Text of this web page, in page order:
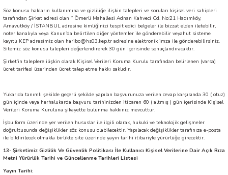
Söz konusu hakların kullanımına ve gizliliğe ilişkin talepleri ve soruları kişisel veri sahipleri
tarafından Şirket adresi olan ‘’ Ömerli Mahallesi Adnan Kahveci Cd. No:21 Hadımköy,
Arnavutköy / İSTANBUL adresine kimliğinizi tespit edici belgeler ile bizzat elden iletebilir,
noter kanalıyla veya Kanun’da belirtilen diğer yöntemler ile gönderebilir veyahut sisteme
kayıtlı KEP adresimiz olan haribo@hs03.kep.tr adresine elektronik imza ile gönderebilirsiniz.
Sitemiz söz konusu talepleri değerlendirerek 30 gün içerisinde sonuçlandıracaktır.
Şirket’in taleplere ilişkin olarak Kişisel Verileri Koruma Kurulu tarafından belirlenen (varsa)
ücret tarifesi üzerinden ücret talep etme hakkı saklıdır.
Yukarıda tanımlı şekilde geçerli şekilde yapılan başvurunuza verilen cevap karşısında 30 ( otuz)
gün içinde veya herhalukarda başvuru tarihinizden itibaren 60 ( altmış ) gün içerisinde Kişisel
Verileri Koruma Kuruluna şikayette bulunma hakkınız mevcuttur.
İşbu form üzerinde yer verilen hususlar ile ilgili olarak, hukuki ve teknolojik gelişmeler
doğrultusunda değişiklikler söz konusu olabilecektir. Yapılacak değişiklikler tarafınıza e-posta
ile bildirilecek olmakla birlikte site üzerinde yayın tarihi itibariyle yürürlüğe girecektir.
13- Şirketimiz Gizlilik Ve Güvenlik Politikası İle Kullanıcı Kişisel Verilerine Dair Açık Rıza
Metni Yürürlük Tarihi ve Güncellenme Tarihleri Listesi
Yayın Tarihi: